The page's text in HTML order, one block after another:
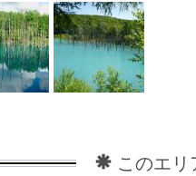
このエリ